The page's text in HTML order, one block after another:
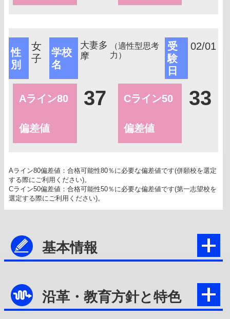
性
別
女
子
学校
名
大妻多
摩
（適性型思考
力）
受
験
日
02/01
Aライン80
偏差値
37 Cライン50
偏差値
33
Aライン80偏差値：合格可能性80％に必要な偏差値です(併願校を選定
する際にご利用ください)。
Cライン50偏差値：合格可能性50％に必要な偏差値です(第一志望校を
選定する際にご利用ください)。
基本情報
沿革・教育方針と特色